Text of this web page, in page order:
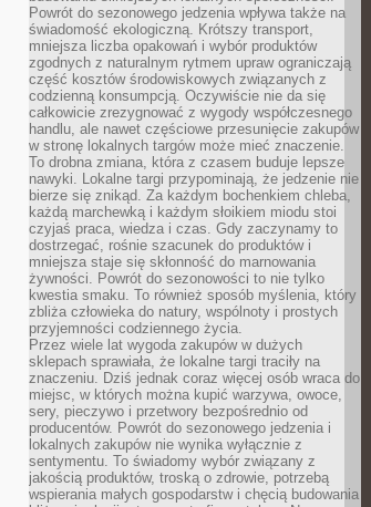
Powrót do sezonowego jedzenia wpływa także na
świadomość ekologiczną. Krótszy transport,
mniejsza liczba opakowań i wybór produktów
zgodnych z naturalnym rytmem upraw ograniczają
część kosztów środowiskowych związanych z
codzienną konsumpcją. Oczywiście nie da się
całkowicie zrezygnować z wygody współczesnego
handlu, ale nawet częściowe przesunięcie zakupów
w stronę lokalnych targów może mieć znaczenie.
To drobna zmiana, która z czasem buduje lepsze
nawyki. Lokalne targi przypominają, że jedzenie nie
bierze się znikąd. Za każdym bochenkiem chleba,
każdą marchewką i każdym słoikiem miodu stoi
czyjaś praca, wiedza i czas. Gdy zaczynamy to
dostrzegać, rośnie szacunek do produktów i
mniejsza staje się skłonność do marnowania
żywności. Powrót do sezonowości to nie tylko
kwestia smaku. To również sposób myślenia, który
zbliża człowieka do natury, wspólnoty i prostych
przyjemności codziennego życia.
Przez wiele lat wygoda zakupów w dużych
sklepach sprawiała, że lokalne targi traciły na
znaczeniu. Dziś jednak coraz więcej osób wraca do
miejsc, w których można kupić warzywa, owoce,
sery, pieczywo i przetwory bezpośrednio od
producentów. Powrót do sezonowego jedzenia i
lokalnych zakupów nie wynika wyłącznie z
sentymentu. To świadomy wybór związany z
jakością produktów, troską o zdrowie, potrzebą
wspierania małych gospodarstw i chęcią budowania